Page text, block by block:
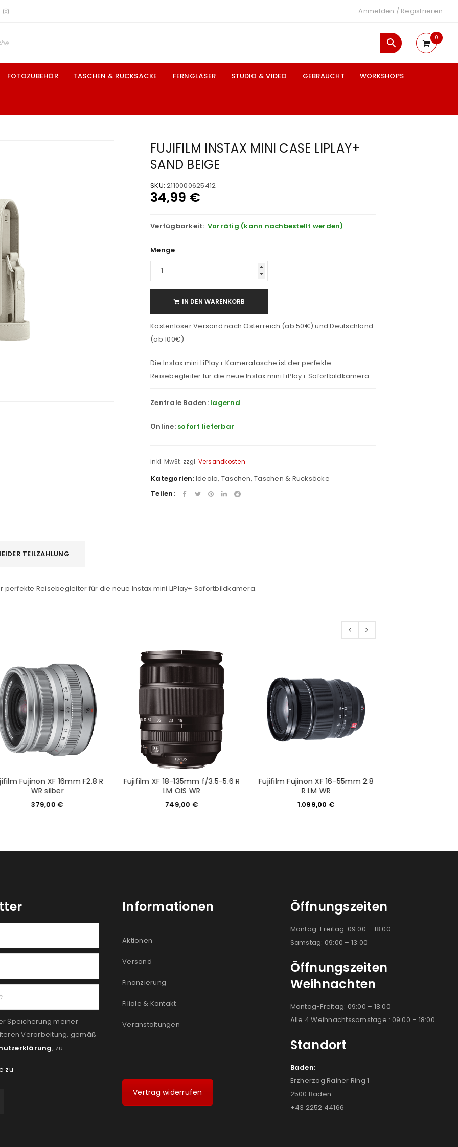
durchWP Captcha
bleiben
NEWSLETTER ABONNIEREN
Please select all the ways you would like to hear from us
Ja, ich möchte ein Kundenkonto eröffnen und akzeptiere die
Datenschutzerklärung
REGISTRIEREN
Anmelden / Registrieren
0
FOTOZUBEHÖR TASCHEN & RUCKSÄCKE FERNGLÄSER STUDIO & VIDEO GEBRAUCHT WORKSHOPS
FUJIFILM INSTAX MINI CASE LIPLAY+
SAND BEIGE
SKU: 2110000625412
34,99 €
Verfügbarkeit: Vorrätig (kann nachbestellt werden)
Menge
IN DEN WARENKORB
Kostenloser Versand nach Österreich (ab 50€) und Deutschland
(ab 100€)
Die Instax mini LiPlay+ Kameratasche ist der perfekte
Reisebegleiter für die neue Instax mini LiPlay+ Sofortbildkamera.
Zentrale Baden: lagernd
Online: sofort lieferbar
inkl. MwSt. zzgl. Versandkosten
Kategorien:Idealo, Taschen, Taschen & Rucksäcke
Teilen:
TEILZAHLUNG
perfekte Reisebegleiter für die neue Instax mini LiPlay+ Sofortbildkamera.
Fujinon XF 16mm F2.8 R
WR silber
379,00 €
Fujifilm XF 18-135mm f/3.5-5.6 R
LM OIS WR
749,00 €
Fujifilm Fujinon XF 16-55mm 2.8
R LM WR
1.099,00 €
Speicherung meiner
Verarbeitung, gemäß
, zu:
zu
Informationen
Aktionen
Versand
Finanzierung
Filiale & Kontakt
Veranstaltungen
Vertrag widerrufen
Öffnungszeiten
Montag-Freitag: 09:00 – 18:00
Samstag: 09:00 – 13:00
Öffnungszeiten
Weihnachten
Montag-Freitag: 09:00 – 18:00
Alle 4 Weihnachtssamstage : 09:00 – 18:00
Standort
Baden:
Erzherzog Rainer Ring 1
2500 Baden
+43 2252 44166